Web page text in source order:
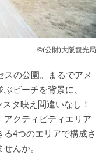
©(公財)大阪観光局
スの公園。まるでアメ
ビーチを背景に、
タ映え間違いなし！
アクティビティエリア
4つのエリアで構成さ
んか。